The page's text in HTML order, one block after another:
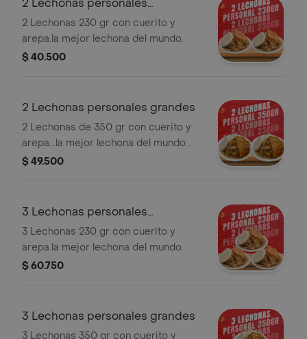
2 Lechonas personales
pequeñas
2 Lechonas 230 gr con cuerito y
arepa.la mejor lechona del mundo.
$ 40.500
2 Lechonas personales grandes
2 Lechonas de 350 gr con cuerito y
arepa...la mejor lechona del mundo...
$ 49.500
3 Lechonas personales
pequeñas
3 Lechonas 230 gr con cuerito y
arepa.la mejor lechona del mundo.
$ 60.750
3 Lechonas personales grandes
3 Lechonas 350 gr con cuerito y